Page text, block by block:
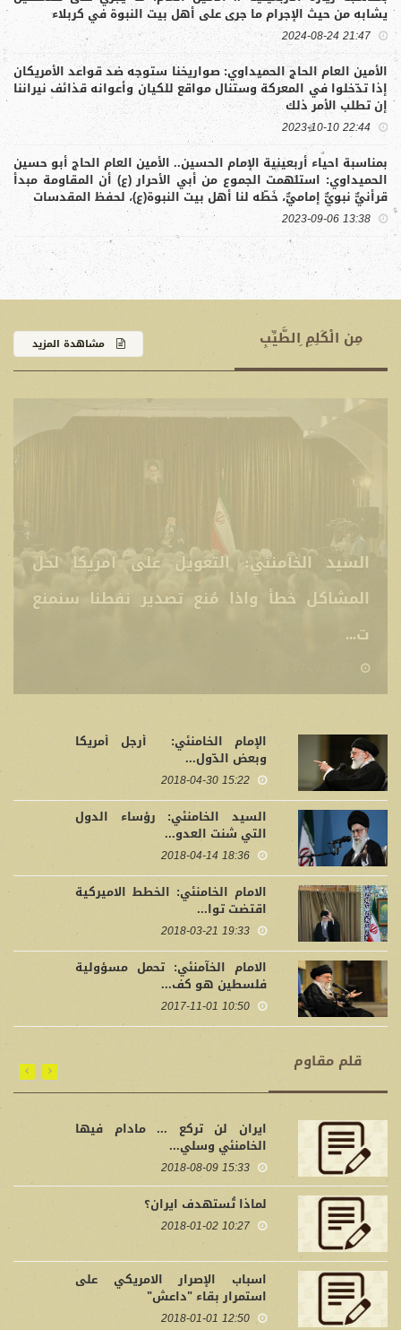
يشابه من حيث الإجرام ما جرى على أهل بيت النبوة في كربلاء
21:47 2024-08-24
الأمين العام الحاج الحميداوي: صواريخنا ستوجه ضد قواعد الأمريكان
إذا تدّخلوا في المعركة وستنال مواقع للكيان وأعوانه قذائف نيراننا
إن تطلب الأمر ذلك
22:44 2023-10-10
بمناسبة احياء أربعينية الإمام الحسين.. الأمين العام الحاج أبو حسين
الحميداوي: استلهمت الجموع من أبي الأحرار (ع) أن المقاومة مبدأ
قرأنيٌّ نبويٌّ إماميٌّ، خَطّه لنا أهل بيت النبوة(ع)، لحفظ المقدسات
13:38 2023-09-06
مِن الْكَلِمِ ِالطَّيِّبِ مشاهدة المزيد
الامام الخامنئي: الجمهورية الاسلامية تقف
الى جانب الشعوب المظلومة في فلسطين
وتدع...
الإمام الخامنئي: أرجل أمريكا
وبعض الدّول...
15:22 2018-04-30
السيد الخامنئي: رؤساء الدول
التي شنت العدو...
18:36 2018-04-14
الامام الخامنئي: الخطط الاميركية
اقتضت توا...
19:33 2018-03-21
الامام الخآمنئي: تحمل مسؤولية
فلسطين هو كف...
10:50 2017-11-01
قلم مقاوم
ايران لن تركع ... مادام فيها
الخامنئي وسلي...
15:33 2018-08-09
لماذا تُستهدف ايران؟
10:27 2018-01-02
اسباب الإصرار الامريكي على
استمرار بقاء "داعش"
12:50 2018-01-01